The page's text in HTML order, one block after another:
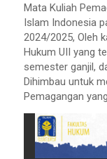
Mata Kuliah
Islam Indonesia
2024/2025, Oleh
Hukum UII yang
semester ganjil,
Dihimbau untuk
Pemagangan